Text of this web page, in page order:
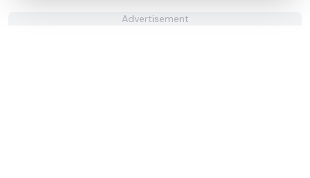
Advertisement